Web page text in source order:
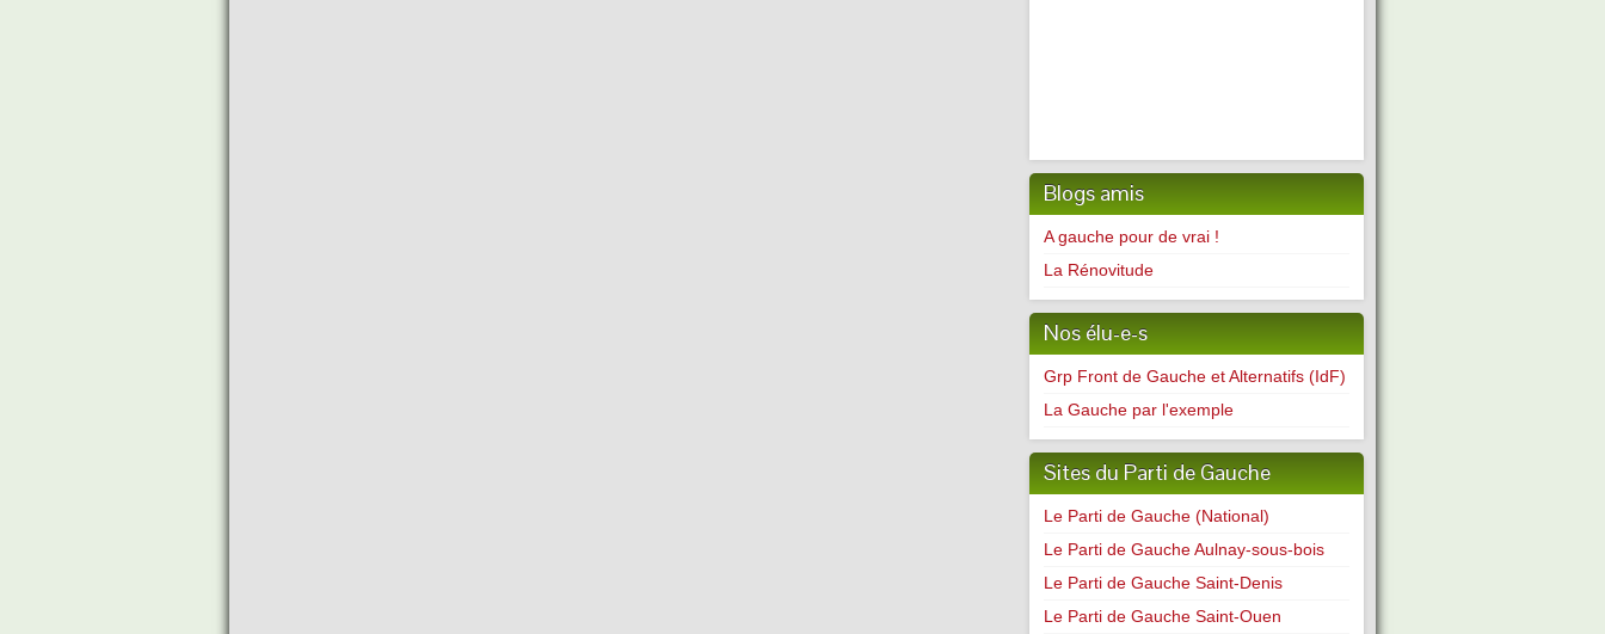
Blogs amis
A gauche pour de vrai !
La Rénovitude
Nos élu-e-s
Grp Front de Gauche et Alternatifs (IdF)
La Gauche par l'exemple
Sites du Parti de Gauche
Le Parti de Gauche (National)
Le Parti de Gauche Aulnay-sous-bois
Le Parti de Gauche Saint-Denis
Le Parti de Gauche Saint-Ouen